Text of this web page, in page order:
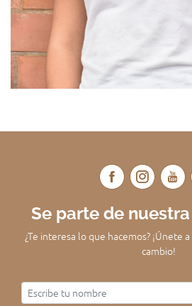
Se parte de
¿Te interesa lo que hacemos? ¡Únete
cambio!